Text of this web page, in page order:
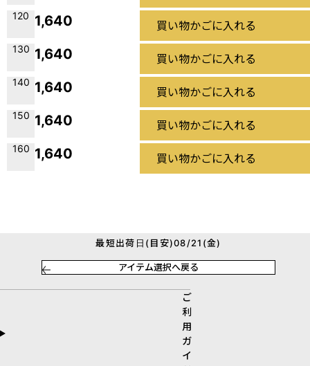
120 1,640 買い物かごに入れる
130 1,640 買い物かごに入れる
140 1,640 買い物かごに入れる
150 1,640 買い物かごに入れる
160 1,640 買い物かごに入れる
最短出荷日(目安)08/21(金)
アイテム選択へ戻る
ご
利
用
ガ
イ